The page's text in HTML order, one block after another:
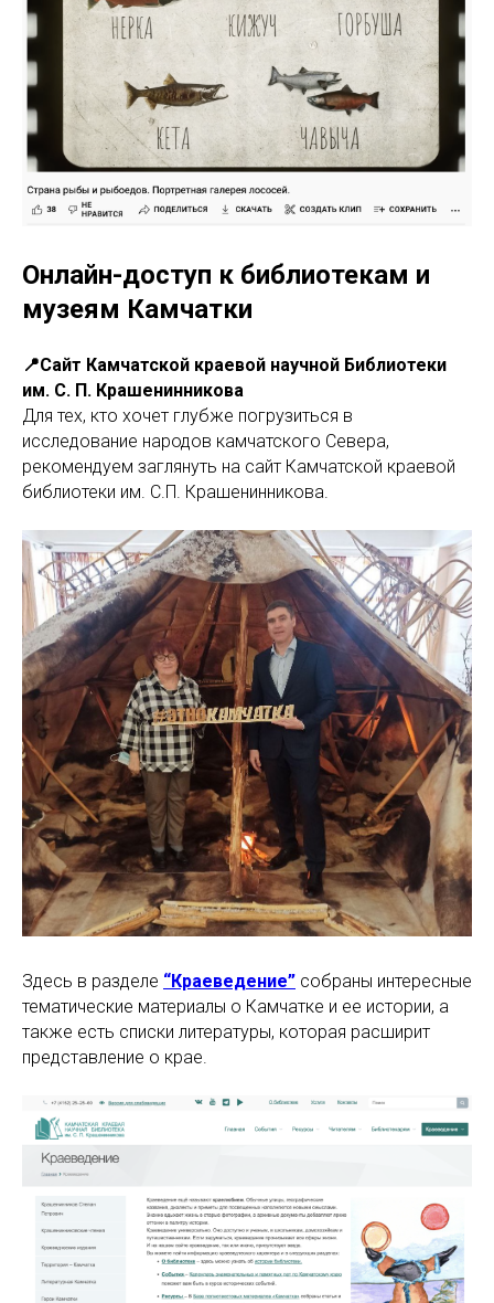
Онлайн-доступ к библиотекам и
музеям Камчатки
📍Сайт Камчатской краевой научной Библиотеки
им. С. П. Крашенинникова
Для тех, кто хочет глубже погрузиться в
исследование народов камчатского Севера,
рекомендуем заглянуть на сайт Камчатской краевой
библиотеки им. С.П. Крашенинникова.
Здесь в разделе “Краеведение” собраны интересные
тематические материалы о Камчатке и ее истории, а
также есть списки литературы, которая расширит
представление о крае.